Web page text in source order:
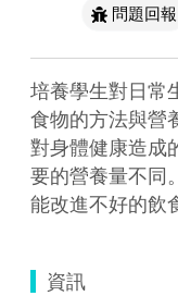
問題回報
培養學生對日常
食物的方法與營
對身體健康造成
要的營養量不同
能改進不好的飲
資訊